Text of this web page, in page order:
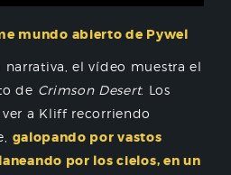
mundo abierto de Pywel
el vídeo muestra el
de Crimson Desert. Los
a Kliff recorriendo
galopando por vastos
por los cielos, en un